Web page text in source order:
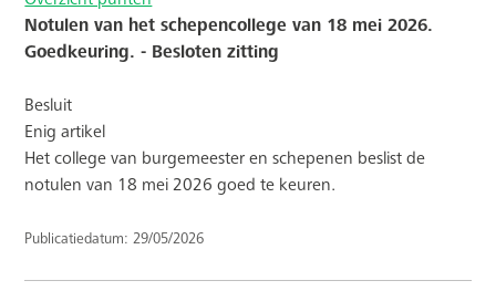
Notulen van het schepencollege van 18 mei 2026.
Goedkeuring. - Besloten zitting
Besluit
Enig artikel
Het college van burgemeester en schepenen beslist de
notulen van 18 mei 2026 goed te keuren.
Publicatiedatum: 29/05/2026